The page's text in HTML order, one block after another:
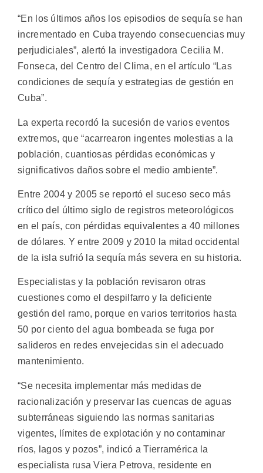
“En los últimos años los episodios de sequía se han
incrementado en Cuba trayendo consecuencias muy
perjudiciales”, alertó la investigadora Cecilia M.
Fonseca, del Centro del Clima, en el artículo “Las
condiciones de sequía y estrategias de gestión en
Cuba”.
La experta recordó la sucesión de varios eventos
extremos, que “acarrearon ingentes molestias a la
población, cuantiosas pérdidas económicas y
significativos daños sobre el medio ambiente”.
Entre 2004 y 2005 se reportó el suceso seco más
crítico del último siglo de registros meteorológicos
en el país, con pérdidas equivalentes a 40 millones
de dólares. Y entre 2009 y 2010 la mitad occidental
de la isla sufrió la sequía más severa en su historia.
Especialistas y la población revisaron otras
cuestiones como el despilfarro y la deficiente
gestión del ramo, porque en varios territorios hasta
50 por ciento del agua bombeada se fuga por
salideros en redes envejecidas sin el adecuado
mantenimiento.
“Se necesita implementar más medidas de
racionalización y preservar las cuencas de aguas
subterráneas siguiendo las normas sanitarias
vigentes, límites de explotación y no contaminar
ríos, lagos y pozos”, indicó a Tierramérica la
especialista rusa Viera Petrova, residente en